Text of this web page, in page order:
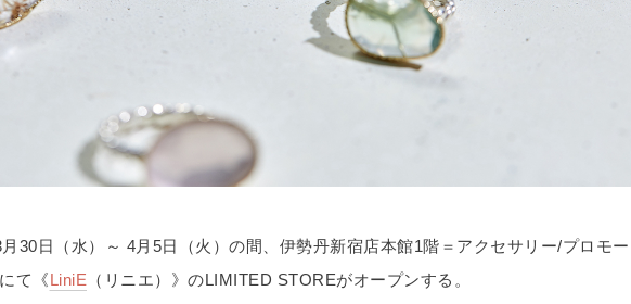
30日（水）～ 4月5日（火）の間、伊勢丹新宿店本館1階＝アクセサリー/プロモー
て《 LiniE （リニエ）》のLIMITED STOREがオープンする。